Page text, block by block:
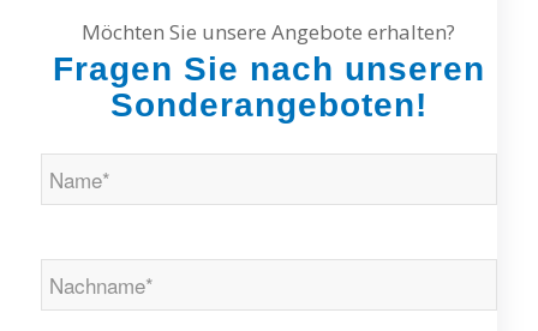
Möchten Sie unsere Angebote erhalten?
Fragen Sie nach unseren
Sonderangeboten!